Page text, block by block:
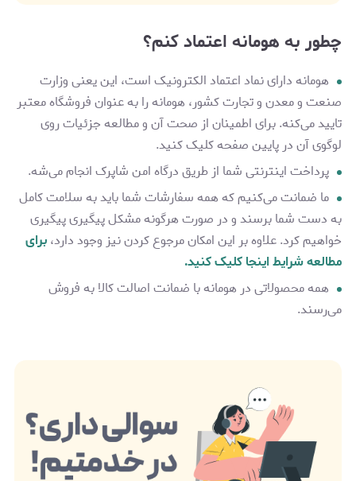
چطور به هومانه اعتماد کنم؟
هومانه دارای نماد اعتماد الکترونیک است، این یعنی وزارت
صنعت و معدن و تجارت کشور، هومانه را به عنوان فروشگاه معتبر
تایید می‌کنه. برای اطمینان از صحت آن و مطالعه جزئیات روی
لوگوی آن در پایین صفحه کلیک کنید.
پرداخت اینترنتی شما از طریق درگاه‌ امن شاپرک انجام می‌شه.
ما ضمانت می‌کنیم که همه سفارشات شما باید به سلامت کامل
به دست شما برسند و در صورت هرگونه مشکل پیگیری پیگیری
خواهیم کرد. علاوه بر این امکان مرجوع کردن نیز وجود دارد،برای
مطالعه شرایط اینجا کلیک کنید.
همه محصولاتی در هومانه با ضمانت اصالت کالا به فروش
می‌رسند.